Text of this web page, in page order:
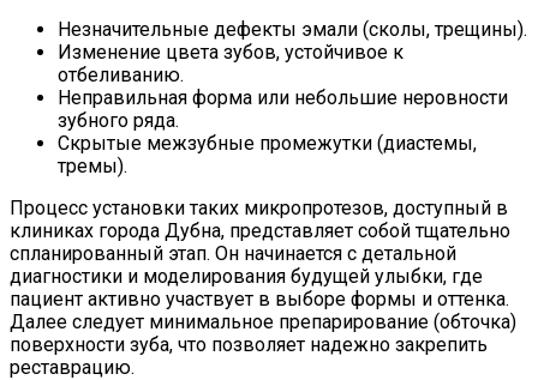
Незначительные дефекты эмали (сколы, трещины).
Изменение цвета зубов, устойчивое к
отбеливанию.
Неправильная форма или небольшие неровности
зубного ряда.
Скрытые межзубные промежутки (диастемы,
тремы).
Процесс установки таких микропротезов, доступный в
клиниках города Дубна, представляет собой тщательно
спланированный этап. Он начинается с детальной
диагностики и моделирования будущей улыбки, где
пациент активно участвует в выборе формы и оттенка.
Далее следует минимальное препарирование (обточка)
поверхности зуба, что позволяет надежно закрепить
реставрацию.